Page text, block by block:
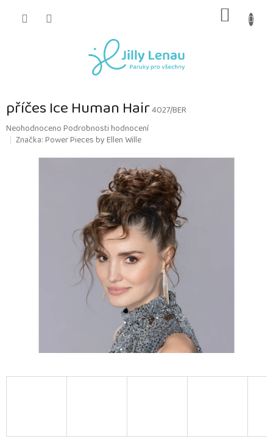
KOŠÍK
příčes Ice Human Hair4027/BER
Průměrné
hodnocení
NeohodnocenoPodrobnosti hodnocení
Značka:Power Pieces by Ellen Wille